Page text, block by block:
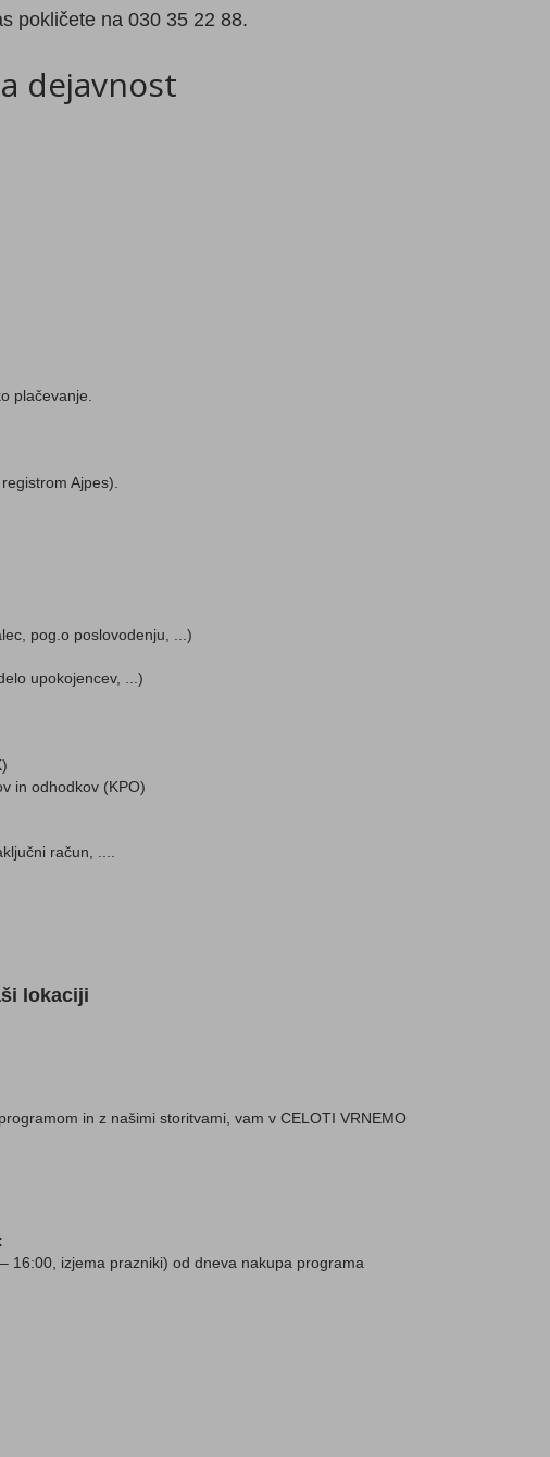
pokličete na 030 35 22 88.
dejavnost
plačevanje.
Ajpes).
pog.o poslovodenju, ...)
upokojencev, ...)
in odhodkov (KPO)
račun, ....
lokaciji
in z našimi storitvami, vam v CELOTI VRNEMO
16:00, izjema prazniki) od dneva nakupa programa